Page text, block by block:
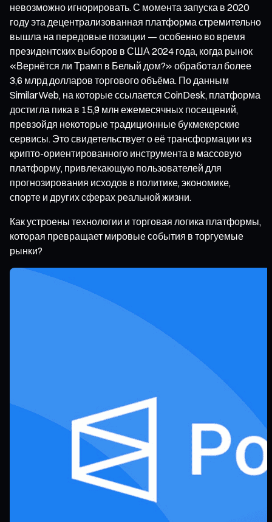
невозможно игнорировать. С момента запуска в 2020
году эта децентрализованная платформа стремительно
вышла на передовые позиции — особенно во время
президентских выборов в США 2024 года, когда рынок
«Вернётся ли Трамп в Белый дом?» обработал более
3,6 млрд долларов торгового объёма. По данным
SimilarWeb, на которые ссылается CoinDesk, платформа
достигла пика в 15,9 млн ежемесячных посещений,
превзойдя некоторые традиционные букмекерские
сервисы. Это свидетельствует о её трансформации из
крипто-ориентированного инструмента в массовую
платформу, привлекающую пользователей для
прогнозирования исходов в политике, экономике,
спорте и других сферах реальной жизни.
Как устроены технологии и торговая логика платформы,
которая превращает мировые события в торгуемые
рынки?